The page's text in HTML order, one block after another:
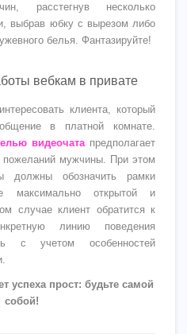
расстегнув несколько
выбрав юбку с вырезом либо
белья. Фантазируйте!
вебкам в привате
клиента, который
в платной комнате.
видеочатапредполагает
пожеланий мужчины. При этом
обозначить рамки
максимально открытой и
случае клиент обратится к
линию поведения
с учетом особенностей
успеха прост: будьте самой
собой!